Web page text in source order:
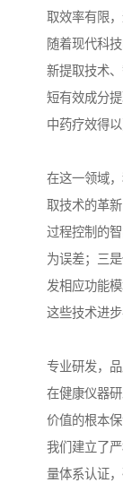
取效率有限
随着现代科
新提取技术
短有效成分
中药疗效得
在这一领域
取技术的革
过程控制的
为误差；三
发相应功能模
这些技术进
专业研发，
在健康仪器
价值的根本保
我们建立了
量体系认证